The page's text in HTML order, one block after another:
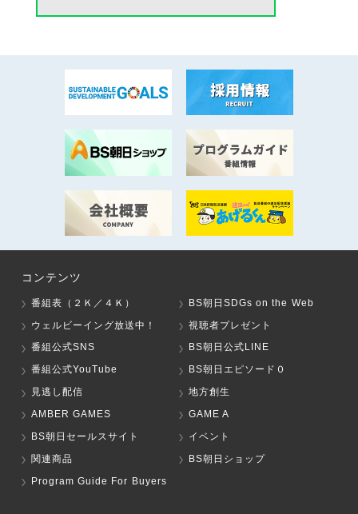
コンテンツ
番組表（２Ｋ／４Ｋ）
BS朝日SDGs on the Web
ウェルビーイング放送中！
視聴者プレゼント
番組公式SNS
BS朝日公式LINE
番組公式YouTube
BS朝日エピソード０
見逃し配信
地方創生
AMBER GAMES
GAME A
BS朝日セールスサイト
イベント
関連商品
BS朝日ショップ
Program Guide For Buyers